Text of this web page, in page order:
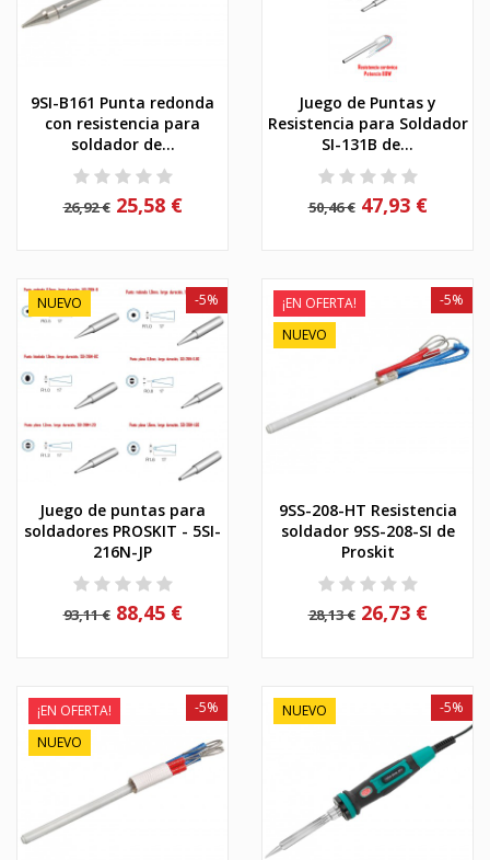
9SI-B161 Punta redonda
con resistencia para
soldador de...
26,92 € 25,58 €
Juego de Puntas y
Resistencia para Soldador
SI-131B de...
50,46 € 47,93 €
NUEVO
Juego de puntas para
soldadores PROSKIT - 5SI-
216N-JP
93,11 €
-5%
88,45 €
¡EN OFERTA!
NUEVO
9SS-208-HT Resistencia
soldador 9SS-208-SI de
Proskit
28,13 €
-5%
26,73 €
¡EN OFERTA!
NUEVO
-5% NUEVO -5%